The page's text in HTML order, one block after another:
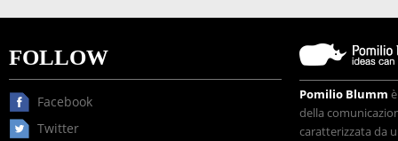
FOLLOW
Facebook
Twitter
Pomilio Blumm
della
caratterizzata da